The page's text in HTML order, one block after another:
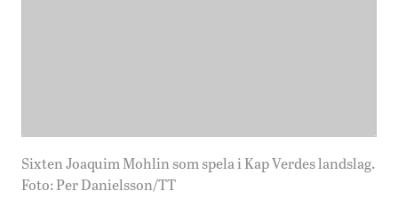
Sixten Joaquim Mohlin som spela i Kap Verdes landslag.
Foto: Per Danielsson/TT